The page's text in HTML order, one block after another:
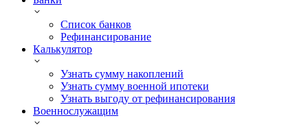
Список банков
Рефинансирование
Калькулятор
Узнать сумму накоплений
Узнать сумму военной ипотеки
Узнать выгоду от рефинансирования
Военнослужащим